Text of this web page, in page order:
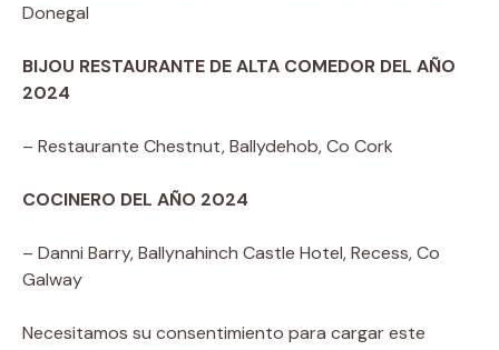
Donegal
BIJOU RESTAURANTE DE ALTA COMEDOR DEL AÑO
2024
– Restaurante Chestnut, Ballydehob, Co Cork
COCINERO DEL AÑO 2024
– Danni Barry, Ballynahinch Castle Hotel, Recess, Co
Galway
Necesitamos su consentimiento para cargar este